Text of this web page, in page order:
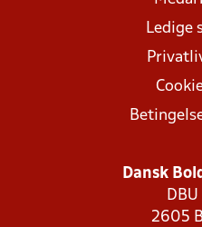
Ledige
Dansk
DBU
2605